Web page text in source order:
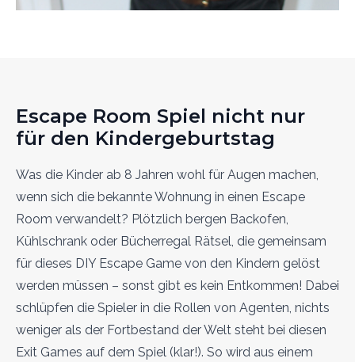
Escape Room Spiel nicht nur
für den Kindergeburtstag
Was die Kinder ab 8 Jahren wohl für Augen machen,
wenn sich die bekannte Wohnung in einen Escape
Room verwandelt? Plötzlich bergen Backofen,
Kühlschrank oder Bücherregal Rätsel, die gemeinsam
für dieses DIY Escape Game von den Kindern gelöst
werden müssen – sonst gibt es kein Entkommen! Dabei
schlüpfen die Spieler in die Rollen von Agenten, nichts
weniger als der Fortbestand der Welt steht bei diesen
Exit Games auf dem Spiel (klar!). So wird aus einem